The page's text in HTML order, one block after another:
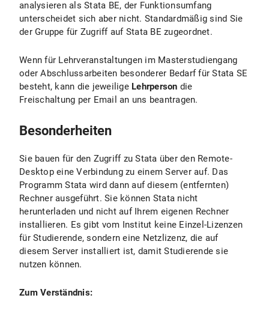
analysieren als Stata BE, der Funktionsumfang
unterscheidet sich aber nicht. Standardmäßig sind Sie
der Gruppe für Zugriff auf Stata BE zugeordnet.
Wenn für Lehrveranstaltungen im Masterstudiengang
oder Abschlussarbeiten besonderer Bedarf für Stata SE
besteht, kann die jeweilige Lehrperson die
Freischaltung per Email an uns beantragen.
Besonderheiten
Sie bauen für den Zugriff zu Stata über den Remote-
Desktop eine Verbindung zu einem Server auf. Das
Programm Stata wird dann auf diesem (entfernten)
Rechner ausgeführt. Sie können Stata nicht
herunterladen und nicht auf Ihrem eigenen Rechner
installieren. Es gibt vom Institut keine Einzel-Lizenzen
für Studierende, sondern eine Netzlizenz, die auf
diesem Server installiert ist, damit Studierende sie
nutzen können.
Zum Verständnis: